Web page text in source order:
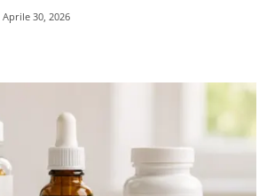
Aprile 30, 2026